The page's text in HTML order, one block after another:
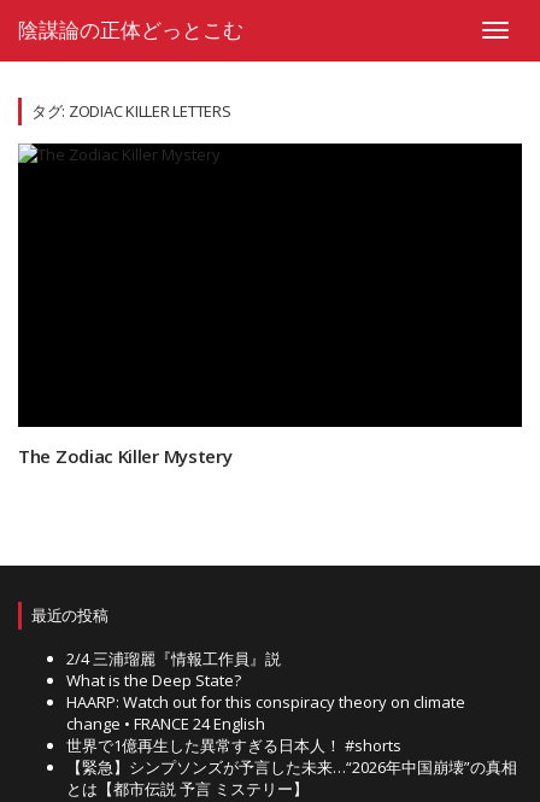
陰謀論の正体どっとこむ
タグ: ZODIAC KILLER LETTERS
The Zodiac Killer Mystery
最近の投稿
2/4 三浦瑠麗『情報工作員』説
What is the Deep State?
HAARP: Watch out for this conspiracy theory on climate
change • FRANCE 24 English
世界で1億再生した異常すぎる日本人！ #shorts
【緊急】シンプソンズが予言した未来…“2026年中国崩壊”の真相
とは【都市伝説 予言 ミステリー】